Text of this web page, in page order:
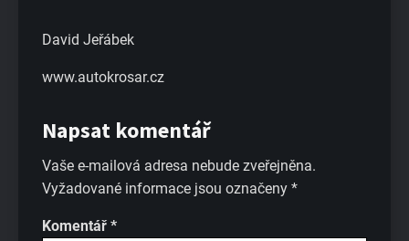
David Jeřábek
www.autokrosar.cz
Napsat komentář
Vaše e-mailová adresa nebude zveřejněna.
Vyžadované informace jsou označeny *
Komentář *